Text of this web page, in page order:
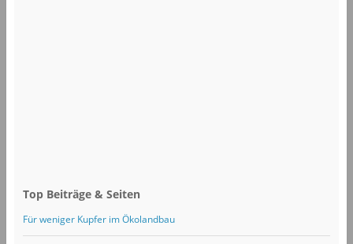
Top Beiträge & Seiten
Für weniger Kupfer im Ökolandbau